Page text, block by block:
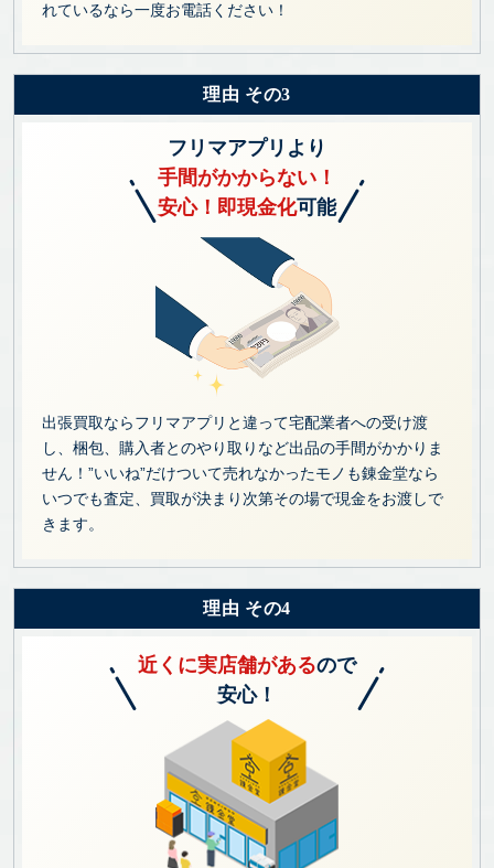
れているなら一度お電話ください！
理由 その3
フリマアプリより
手間がかからない！
安心！即現金化可能
出張買取ならフリマアプリと違って宅配業者への受け渡
し、梱包、購入者とのやり取りなど出品の手間がかかりま
せん！”いいね”だけついて売れなかったモノも錬金堂なら
いつでも査定、買取が決まり次第その場で現金をお渡しで
きます。
理由 その4
近くに実店舗があるので
安心！